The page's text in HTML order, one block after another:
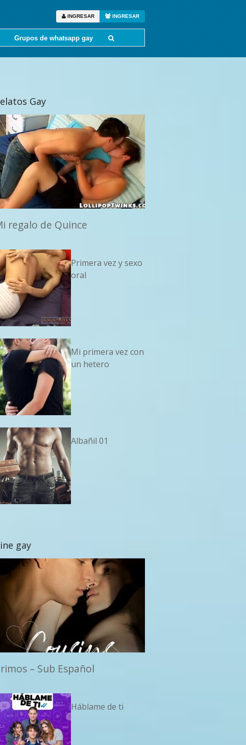
INGRESAR INGRESAR
Grupos de whatsapp gay
Gay
regalo de Quince
Primera vez y sexo
oral
Mi primera vez con
un hetero
Albañil 01
gay
– Sub Español
Háblame de ti